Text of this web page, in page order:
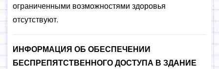
ограниченными возможностями здоровья
отсутствуют.
ИНФОРМАЦИЯ ОБ ОБЕСПЕЧЕНИИ
БЕСПРЕПЯТСТВЕННОГО ДОСТУПА В ЗДАНИЕ